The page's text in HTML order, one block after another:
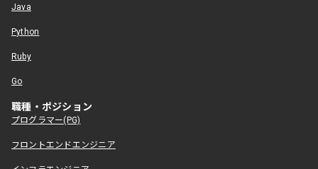
Java
Python
Ruby
Go
職種・ポジション
プログラマー(PG)
フロントエンドエンジニア